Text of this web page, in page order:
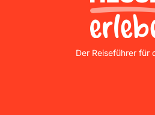
Nordhessen Erleben
Der Reiseführer für